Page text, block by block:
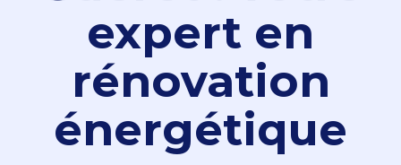
expert en
rénovation
énergétique